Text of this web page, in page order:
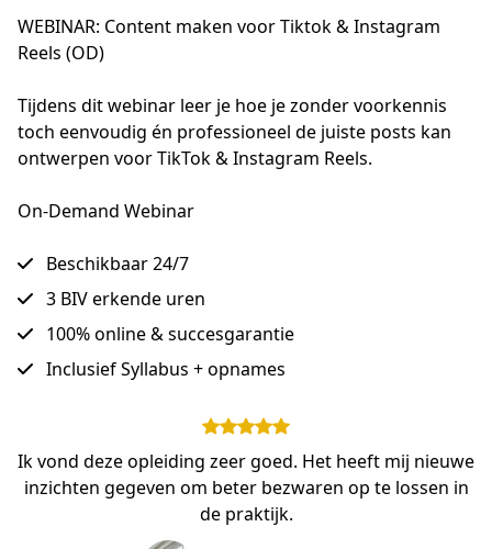
WEBINAR: Content maken voor Tiktok & Instagram
Reels (OD)
Tijdens dit webinar leer je hoe je zonder voorkennis
toch eenvoudig én professioneel de juiste posts kan
ontwerpen voor TikTok & Instagram Reels.
On-Demand Webinar
Beschikbaar 24/7
3 BIV erkende uren
100% online & succesgarantie
Inclusief Syllabus + opnames
Ik vond deze opleiding zeer goed. Het heeft mij nieuwe
inzichten gegeven om beter bezwaren op te lossen in
de praktijk.